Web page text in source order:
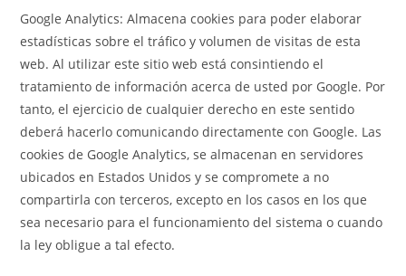
Google Analytics: Almacena cookies para poder elaborar
estadísticas sobre el tráfico y volumen de visitas de esta
web. Al utilizar este sitio web está consintiendo el
tratamiento de información acerca de usted por Google. Por
tanto, el ejercicio de cualquier derecho en este sentido
deberá hacerlo comunicando directamente con Google. Las
cookies de Google Analytics, se almacenan en servidores
ubicados en Estados Unidos y se compromete a no
compartirla con terceros, excepto en los casos en los que
sea necesario para el funcionamiento del sistema o cuando
la ley obligue a tal efecto.